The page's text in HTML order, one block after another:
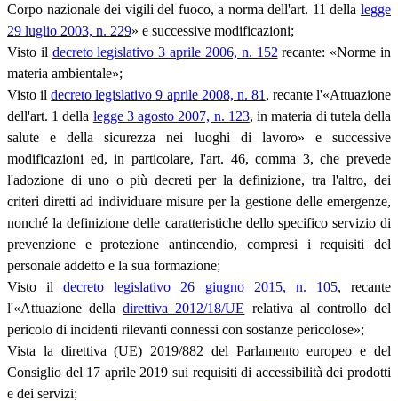
Corpo nazionale dei vigili del fuoco, a norma dell'art. 11 della legge
29 luglio 2003, n. 229» e successive modificazioni;
Visto il decreto legislativo 3 aprile 2006, n. 152 recante: «Norme in
materia ambientale»;
Visto ildecreto legislativo 9 aprile 2008, n. 81 , recante l'«Attuazione
dell'art. 1 della legge 3 agosto 2007, n. 123, in materia di tutela della
salute e della sicurezza nei luoghi di lavoro» e successive
modificazioni ed, in particolare, l'art. 46, comma 3, che prevede
l'adozione di uno o più decreti per la definizione, tra l'altro, dei
criteri diretti ad individuare misure per la gestione delle emergenze,
nonché la definizione delle caratteristiche dello specifico servizio di
prevenzione e protezione antincendio, compresi i requisiti del
personale addetto e la sua formazione;
Visto ildecreto legislativo 26 giugno 2015, n. 105, recante
l'«Attuazione delladirettiva 2012/18/UE relativa al controllo del
pericolo di incidenti rilevanti connessi con sostanze pericolose»;
Vista la direttiva (UE) 2019/882 del Parlamento europeo e del
Consiglio del 17 aprile 2019 sui requisiti di accessibilità dei prodotti
e dei servizi;